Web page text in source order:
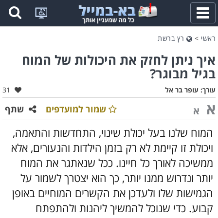
פתח
תפריט
ראשי > רץ ברשת
איך ניתן לחזק את היכולות של המוח
בגיל מבוגר?
עורך: עופר בר אל 31
א א שתף שמור למועדפים
המוח שלנו בעל יכולת שינוי, התחדשות והתאמה,
ויכולת זו קיימת לא רק בזמן הילדות והנעורים, אלא
ממשיכה לאורך כל חיינו. ככל שנאתגר את המוח
יותר ונדרוש ממנו יותר, כך הוא יצטרך לשמור על
הגמישות שלו ולעדכן את הקשרים המוחיים באופן
קבוע. כדי שנוכל להמשיך ליהנות ולהתפתח